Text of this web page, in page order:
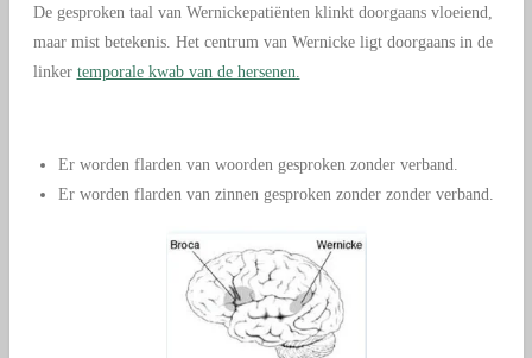
De gesproken taal van Wernickepatiënten klinkt doorgaans vloeiend,
maar mist betekenis. Het centrum van Wernicke ligt doorgaans in de
linker temporale kwab van de hersenen.
Er worden flarden van woorden gesproken zonder verband.
Er worden flarden van zinnen gesproken zonder zonder verband.